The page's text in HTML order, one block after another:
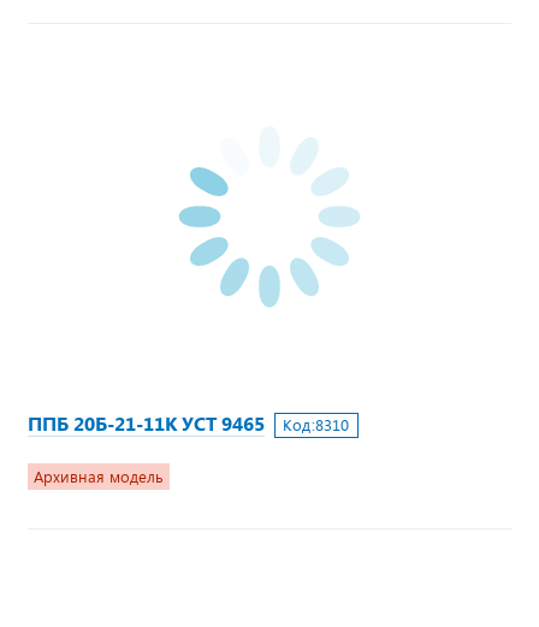
ППБ 20Б-21-11К УСТ 9465 Код:8310
Архивная модель